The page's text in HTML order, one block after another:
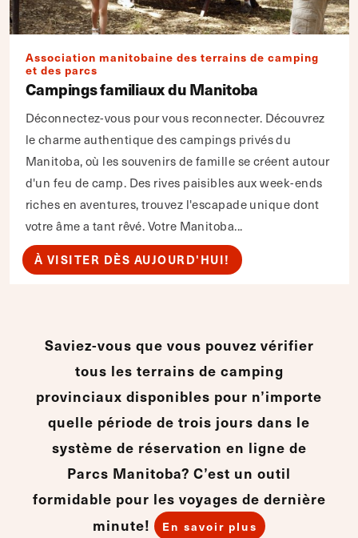
Association manitobaine des terrains de camping
et des parcs
Campings familiaux du Manitoba
Déconnectez-vous pour vous reconnecter. Découvrez
le charme authentique des campings privés du
Manitoba, où les souvenirs de famille se créent autour
d'un feu de camp. Des rives paisibles aux week-ends
riches en aventures, trouvez l'escapade unique dont
votre âme a tant rêvé. Votre Manitoba...
À VISITER DÈS AUJOURD'HUI!
Saviez-vous que vous pouvez vérifier
tous les terrains de camping
provinciaux disponibles pour n’importe
quelle période de trois jours dans le
système de réservation en ligne de
Parcs Manitoba? C’est un outil
formidable pour les voyages de dernière
minute! En savoir plus